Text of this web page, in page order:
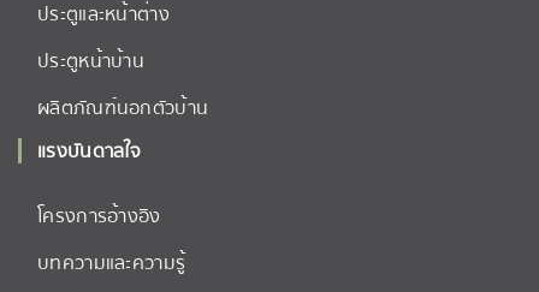
ประตูและหน้าต่าง
ประตูหน้าบ้าน
ผลิตภัณฑ์นอกตัวบ้าน
แรงบันดาลใจ
โครงการอ้างอิง
บทความและความรู้